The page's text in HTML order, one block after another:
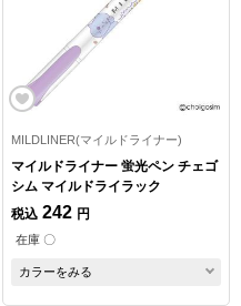
MILDLINER(マイルドライナー)
マイルドライナー 蛍光ペン チェゴ
シム マイルドライラック
税込 242 円
在庫 〇
カラーをみる